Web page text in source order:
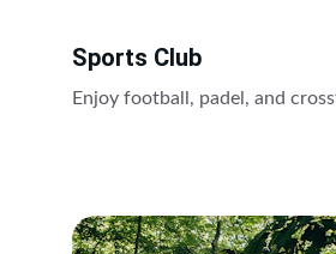
Sports Club
Enjoy football, padel, and